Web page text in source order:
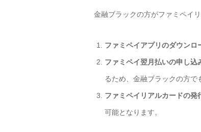
金融ブラックの方がファミペイ
ファミペイアプリのダウンロ
ファミペイ翌月払いの申し込
るため、金融ブラックの方で
ファミペイリアルカードの発
可能となります。